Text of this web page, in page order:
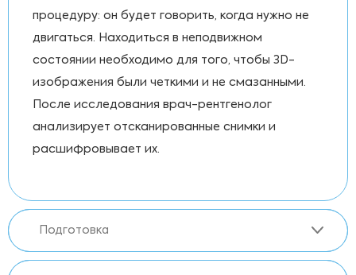
процедуру: он будет говорить, когда нужно не
двигаться. Находиться в неподвижном
состоянии необходимо для того, чтобы 3D-
изображения были четкими и не смазанными.
После исследования врач-рентгенолог
анализирует отсканированные снимки и
расшифровывает их.
Подготовка